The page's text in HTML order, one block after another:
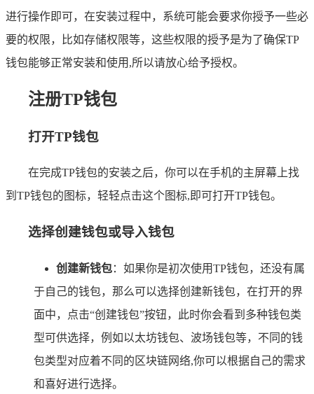
进行操作即可，在安装过程中，系统可能会要求你授予一些必
要的权限，比如存储权限等，这些权限的授予是为了确保TP
钱包能够正常安装和使用,所以请放心给予授权。
注册TP钱包
打开TP钱包
在完成TP钱包的安装之后，你可以在手机的主屏幕上找
到TP钱包的图标，轻轻点击这个图标,即可打开TP钱包。
选择创建钱包或导入钱包
创建新钱包：如果你是初次使用TP钱包，还没有属
于自己的钱包，那么可以选择创建新钱包，在打开的界
面中，点击“创建钱包”按钮，此时你会看到多种钱包类
型可供选择，例如以太坊钱包、波场钱包等，不同的钱
包类型对应着不同的区块链网络,你可以根据自己的需求
和喜好进行选择。